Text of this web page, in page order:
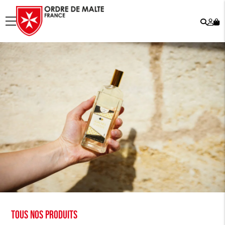
menu
Tous nos produits